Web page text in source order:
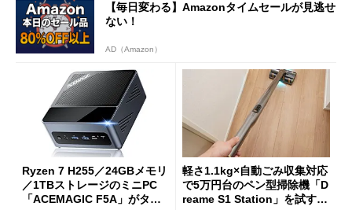
【毎日変わる】Amazonタイムセールが見逃せ
ない！
AD（Amazon）
Ryzen 7 H255／24GBメモリ
／1TBストレージのミニPC
「ACEMAGIC F5A」がタイ
軽さ1.1kg×自動ごみ収集対応
で5万円台のペン型掃除機「D
reame S1 Station」を試す